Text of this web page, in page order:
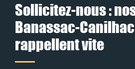
Sollicitez-nous :
Banassac-
rappellent vite